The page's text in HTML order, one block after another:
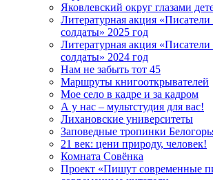
Яковлевский округ глазами
Литературная акция
солдаты» 2025 год
Литературная акция
солдаты» 2024 год
Нам не забыть тот 45
Маршруты книгооткрывателей
Мое село в кадре и за кадром
А у нас – мультстудия для вас!
Лихановские университеты
Заповедные тропинки
21 век: цени природу, человек!
Комната Совёнка
Проект «Пишут современные